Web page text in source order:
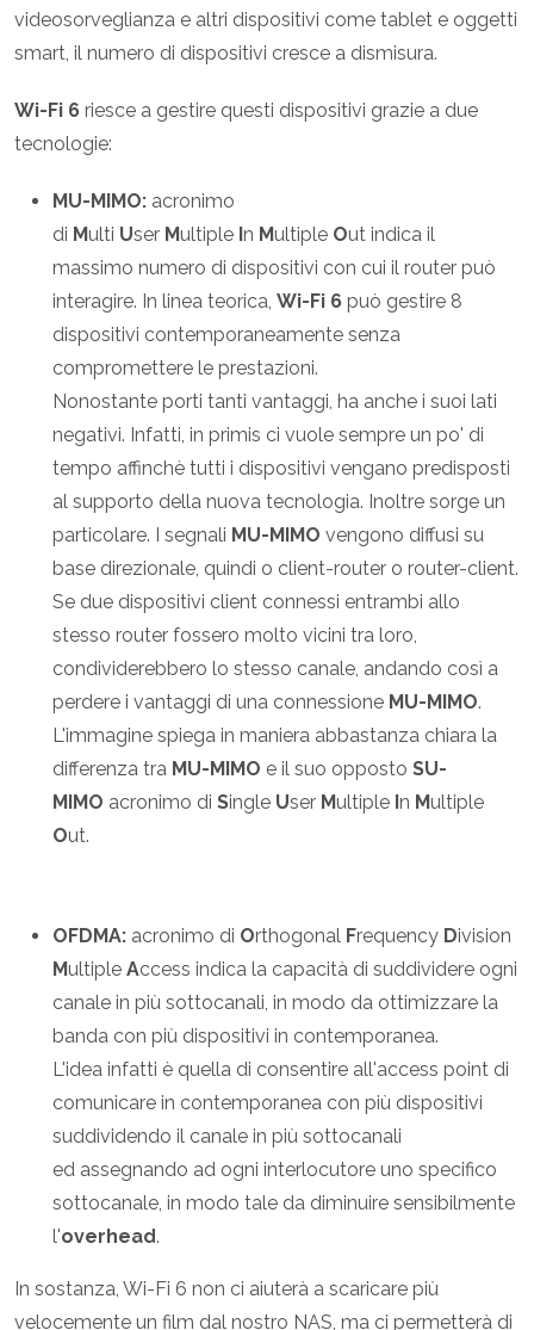
videosorveglianza e altri dispositivi come tablet e oggetti
smart, il numero di dispositivi cresce a dismisura.
Wi-Fi 6 riesce a gestire questi dispositivi grazie a due
tecnologie:
MU-MIMO: acronimo
di Multi User Multiple n Multiple Out indica il
massimo numero di dispositivi con cui il router può
interagire. In linea teorica, Wi-Fi 6 può gestire 8
dispositivi contemporaneamente senza
compromettere le prestazioni.
Nonostante porti tanti vantaggi, ha anche i suoi lati
negativi. Infatti, in primis ci vuole sempre un po' di
tempo affinchè tutti i dispositivi vengano predisposti
al supporto della nuova tecnologia. Inoltre sorge un
particolare. I segnali MU-MIMO vengono diffusi su
base direzionale, quindi o client-router o router-client.
Se due dispositivi client connessi entrambi allo
stesso router fossero molto vicini tra loro,
condividerebbero lo stesso canale, andando così a
perdere i vantaggi di una connessione MU-MIMO.
L'immagine spiega in maniera abbastanza chiara la
differenza tra MU-MIMO e il suo opposto SU-
MIMO acronimo di Single User Multiple n Multiple
Out.
OFDMA: acronimo di Orthogonal Frequency Division
Multiple Access indica la capacità di suddividere ogni
canale in più sottocanali, in modo da ottimizzare la
banda con più dispositivi in contemporanea.
L'idea infatti è quella di consentire all'access point di
comunicare in contemporanea con più dispositivi
suddividendo il canale in più sottocanali
ed assegnando ad ogni interlocutore uno specifico
sottocanale, in modo tale da diminuire sensibilmente
l'overhead.
In sostanza, Wi-Fi 6 non ci aiuterà a scaricare più
velocemente un film dal nostro NAS, ma ci permetterà di